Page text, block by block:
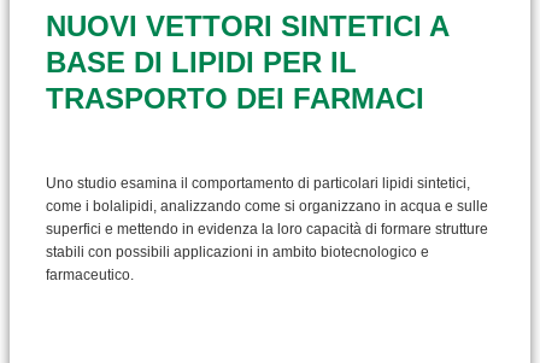
NUOVI VETTORI SINTETICI A
BASE DI LIPIDI PER IL
TRASPORTO DEI FARMACI
Uno studio esamina il comportamento di particolari lipidi sintetici,
come i bolalipidi, analizzando come si organizzano in acqua e sulle
superfici e mettendo in evidenza la loro capacità di formare strutture
stabili con possibili applicazioni in ambito biotecnologico e
farmaceutico.